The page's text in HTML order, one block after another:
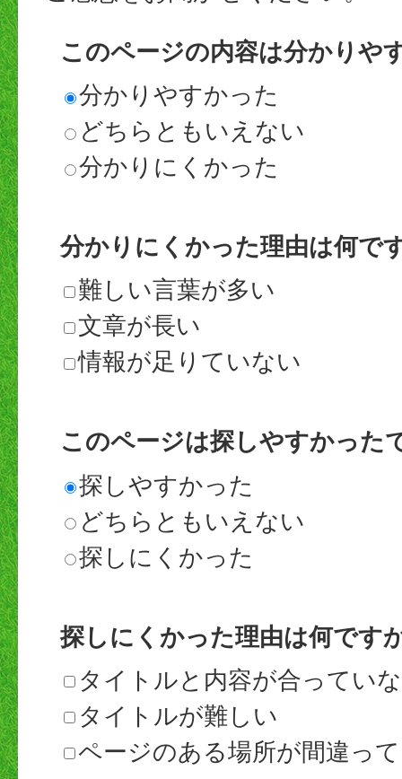
このページの内容は分かりや
分かりやすかった
どちらともいえない
分かりにくかった
分かりにくかった理由は何で
難しい言葉が多い
文章が長い
情報が足りていない
このページは探しやすかった
探しやすかった
どちらともいえない
探しにくかった
探しにくかった理由は何です
タイトルと内容が合ってい
タイトルが難しい
ページのある場所が間違っ